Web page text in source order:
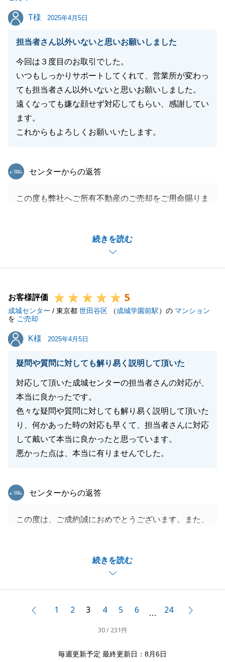
T様
T様 2025年4月5日
担当者さん以外いないと思いお願いしました
今回は３度目のお取引でした。
いつもしっかりサポートしてくれて、営業所が変わっ
ても担当者さん以外いないと思いお願いしました。
遠くなっても嫌な顔せず対応してもらい、感謝してい
ます。
これからもよろしくお願いいたします。
続きを読む
東急リバブル
センターからの返答
この度も弊社へご所有不動産のご売却をご用命賜りま
が変わっておりましたが、またこうしてご連絡をいた
だけます事が何よりの喜びでございます。
また、実際の販売期間には多くのお客様にご内見いた
れする事が出来ました。
これもひとえにT様とご家族皆様で大切にご所有され
ていらっしゃった賜物だと存じます。
今後もまた不動産に関してお困りの事があれば東急リ
末永いお付き合いのほど何卒よろしくお願い申し上げ
ます。
閉じる
お客様評価 5
成城センター / 東京都 世田谷区 （成城学園前駅）の マンション
を ご売却
K様
K様 2025年4月5日
疑問や質問に対しても解り易く説明して頂いた
対応して頂いた成城センターの担当者さんの対応が、
本当に良かったです。
色々な疑問や質問に対しても解り易く説明して頂いた
り、何かあった時の対応も早くて、担当者さんに対応
して戴いて本当に良かったと思っています。
悪かった点は、本当に有りませんでした。
続きを読む
東急リバブル
センターからの返答
この度は、ご成約誠におめでとうございます。また、
査定価格より高い金額で成約することができ、私も非
常に嬉しく思っております。
前へ1 2 3 4 5 6 … 24
30 / 231件
毎週更新予定 最終更新日：8月6日